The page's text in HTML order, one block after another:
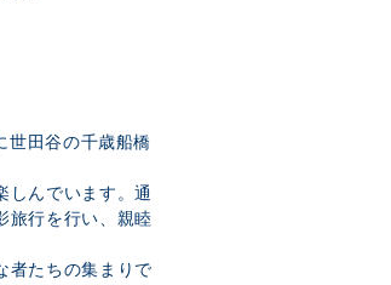
世田谷の千歳船橋
しんでいます。通
旅行を行い、親睦
者たちの集まりで